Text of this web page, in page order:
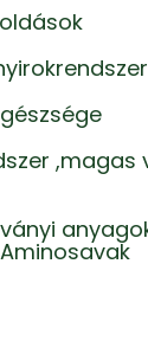
,magas